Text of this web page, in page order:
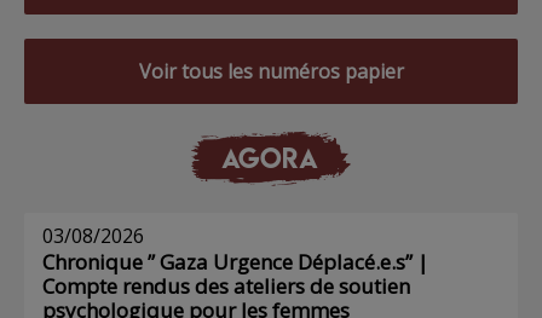
Voir tous les numéros papier
AGORA
03/08/2026
Chronique ” Gaza Urgence Déplacé.e.s” |
Compte rendus des ateliers de soutien
psychologique pour les femmes